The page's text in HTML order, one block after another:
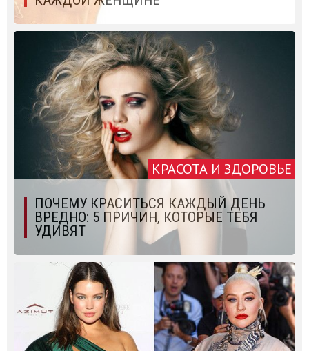
КРАСОТА И ЗДОРОВЬЕ
ПОЧЕМУ КРАСИТЬСЯ КАЖДЫЙ ДЕНЬ
ВРЕДНО: 5 ПРИЧИН, КОТОРЫЕ ТЕБЯ
УДИВЯТ